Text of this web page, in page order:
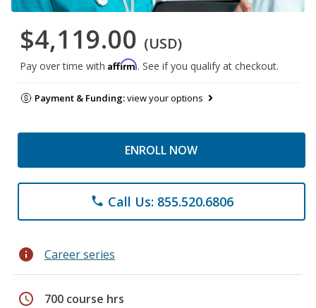
$4,119.00 (USD)
Pay over time with Affirm. See if you qualify at checkout.
Payment & Funding:view your options
ENROLL NOW
phone Call Us: 855.520.6806
info Career series
schedule 700 course hrs